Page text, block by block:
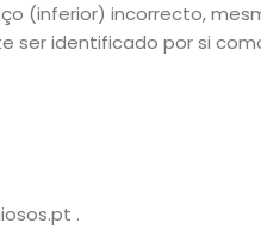
(inferior) incorrecto,
ser identificado por si
.